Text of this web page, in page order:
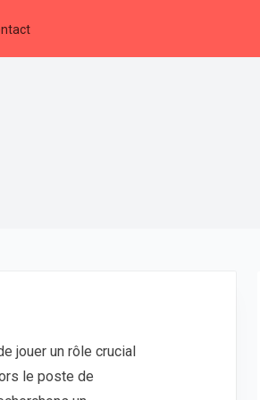
jouer un rôle crucial
le poste de